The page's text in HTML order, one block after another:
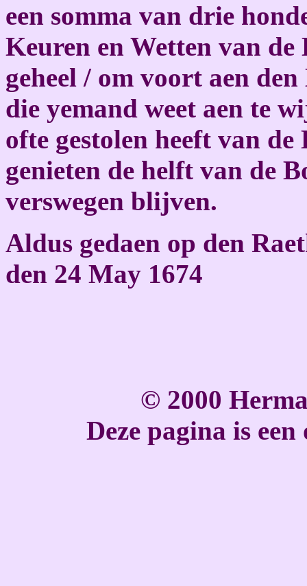
een somma van drie
Keuren en Wetten van
geheel / om voort aen
die yemand weet aen te
ofte gestolen heeft van
genieten de helft van de
verswegen blijven.
Aldus gedaen op den
den 24 May 1674
© 2000
Deze pagina is